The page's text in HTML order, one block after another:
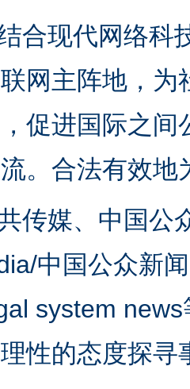
合现代网络科
网主阵地，
促进国际之
。合法有效地
传媒、中国公
中国公众新
system
性的态度探寻
有效落实 一纸欠
素超标问题”